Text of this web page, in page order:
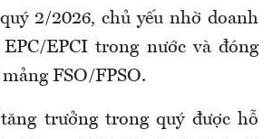
2/2026, chủ yếu nhờ doanh
EPCI trong nước và đóng
FSO/FPSO.
trưởng trong quý được hỗ